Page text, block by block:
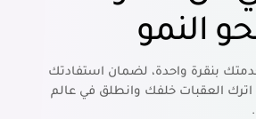
النمو
بنقرة واحدة، لضمان استفادتك
العقبات خلفك وانطلق في عالم